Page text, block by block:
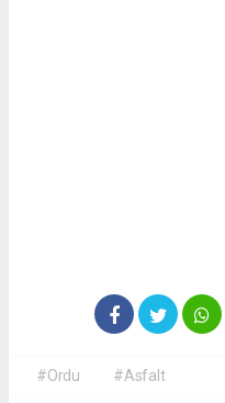
#Ordu #Asfalt